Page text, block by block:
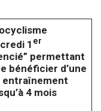
1 er
permettant
bénéficier d’une
entraînement
4 mois